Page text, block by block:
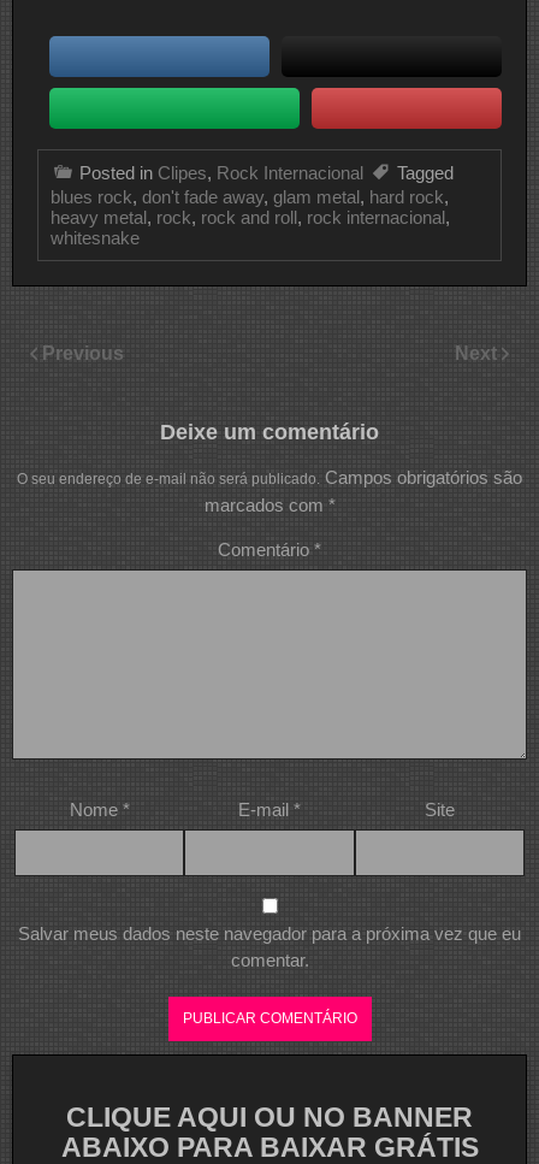
Posted in Clipes, Rock Internacional
Tagged
blues rock, don't fade away, glam metal, hard rock,
heavy metal, rock, rock and roll, rock internacional,
whitesnake
Previous Next
Deixe um comentário
O seu endereço de e-mail não será publicado. Campos obrigatórios são
marcados com *
Comentário *
Nome * E-mail * Site
Salvar meus dados neste navegador para a próxima vez que eu
comentar.
CLIQUE AQUI OU NO BANNER
ABAIXO PARA BAIXAR GRÁTIS